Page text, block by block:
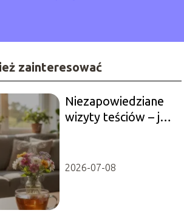
zainteresować
Niezapowiedziane
wizyty teściów – jak
uprzedzali o
2026-07-08